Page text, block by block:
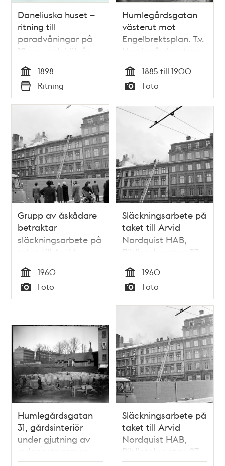
Daneliuska huset –
ritning till
paradvåningar på
12 rum och kök år
1898
Tid
1898
Typ
Ritning
Humlegårdsgatan
västerut mot
Engelbrektsplan. T.v.
Humlegårdsgatan
31-35, kv. Sperlingens
Backe och kv.
Träskbacken.
Nuvarande kv.
Landbyska Verket. I
fonden ligger Birger
Jarlsgatan 29-33
Tid
1885 till 1900
Typ
Foto
Grupp av åskådare
betraktar
släckningsarbete på
taket till Arvid
Nordquist HAB,
Biblioteksgatan 27
Tid
1960
Typ
Foto
Släckningsarbete på
taket till Arvid
Nordquist HAB,
Biblioteksgatan 27
Tid
1960
Typ
Foto
Humlegårdsgatan
31, gårdsinteriör
under gjutning av
avloppstrummor
Släckningsarbete på
taket till Arvid
Nordquist HAB,
Biblioteksgatan 27